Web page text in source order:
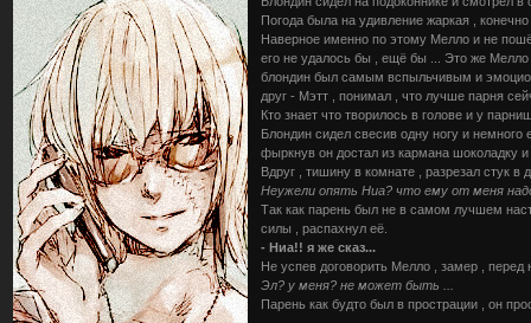
Погода была на удивление жаркая , конечно
Наверное именно по этому Мелло и не
его не удалось бы , ещё бы ... Это же Мелло
блондин был самым вспыльчивым и
друг - Мэтт , понимал , что лучше парня
Кто знает что творилось в голове и у
Блондин сидел свесив одну ногу и немного
фыркнув он достал из кармана шоколадку и
Вдруг , тишину в комнате , разрезал стук в
Неужели опять Ниа? что ему от меня
Так как парень был не в самом лучшем
силы , распахнул её.
- Ниа!! я же сказ...
Не успев договорить Мелло , замер ,
Эл? у меня? не может быть ...
Парень как будто был в прострации , он